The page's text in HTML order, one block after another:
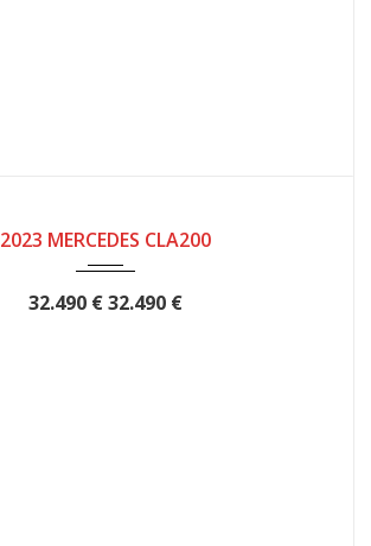
2023 MERCEDES CLA200
32.490 €32.490 €